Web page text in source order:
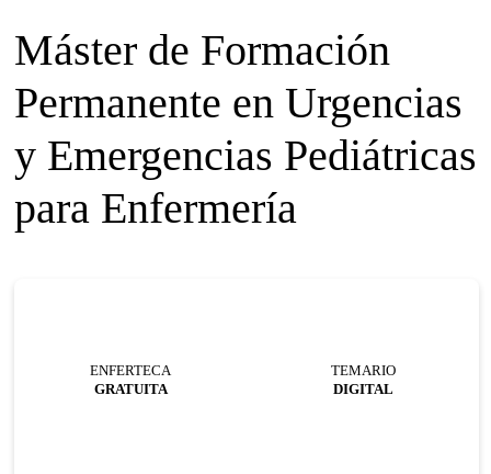
Máster de Formación
Permanente en Urgencias
y Emergencias Pediátricas
para Enfermería
ENFERTECA
GRATUITA
TEMARIO
DIGITAL